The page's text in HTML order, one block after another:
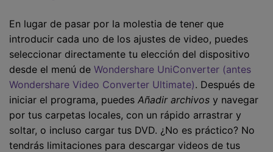
En lugar de pasar por la molestia de tener que
introducir cada uno de los ajustes de video, puedes
seleccionar directamente tu elección del dispositivo
desde el menú de Wondershare UniConverter (antes
Wondershare Video Converter Ultimate). Después de
iniciar el programa, puedes Añadir archivos y navegar
por tus carpetas locales, con un rápido arrastrar y
soltar, o incluso cargar tus DVD. ¿No es práctico? No
tendrás limitaciones para descargar videos de tus